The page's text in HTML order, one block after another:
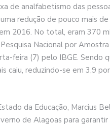
de analfabetismo das
redução de pouco mais
2016. No total, eram 370
Nacional por
feira (7) pelo IBGE. Sendo
caiu, reduzindo-se em 3,9
da Educação, Marcius
de Alagoas para